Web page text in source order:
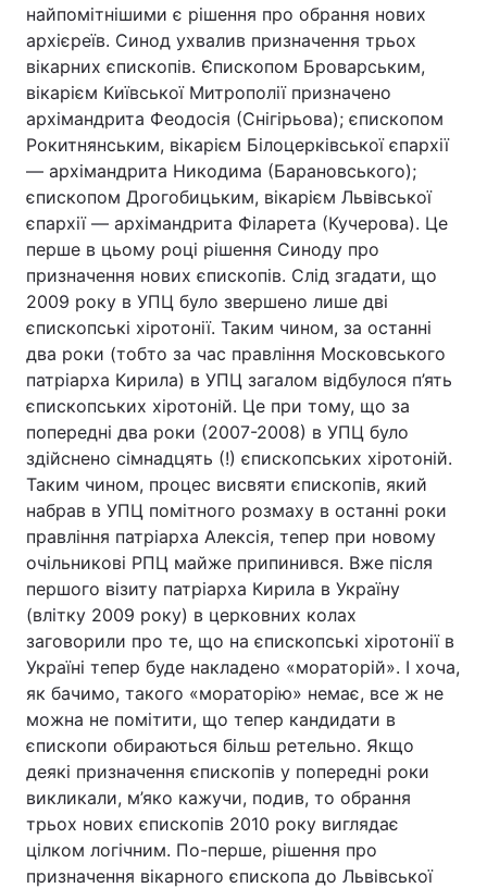
найпомітнішими є рішення про обрання нових
архієреїв. Синод ухвалив призначення трьох
вікарних єпископів. Єпископом Броварським,
вікарієм Київської Митрополії призначено
архімандрита Феодосія (Снігірьова); єпископом
Рокитнянським, вікарієм Білоцерківської єпархії
— архімандрита Никодима (Барановського);
єпископом Дрогобицьким, вікарієм Львівської
єпархії — архімандрита Філарета (Кучерова). Це
перше в цьому році рішення Синоду про
призначення нових єпископів. Слід згадати, що
2009 року в УПЦ було звершено лише дві
єпископські хіротонії. Таким чином, за останні
два роки (тобто за час правління Московського
патріарха Кирила) в УПЦ загалом відбулося п’ять
єпископських хіротоній. Це при тому, що за
попередні два роки (2007-2008) в УПЦ було
здійснено сімнадцять (!) єпископських хіротоній.
Таким чином, процес висвяти єпископів, який
набрав в УПЦ помітного розмаху в останні роки
правління патріарха Алексія, тепер при новому
очільникові РПЦ майже припинився. Вже після
першого візиту патріарха Кирила в Україну
(влітку 2009 року) в церковних колах
заговорили про те, що на єпископські хіротонії в
Україні тепер буде накладено «мораторій». І хоча,
як бачимо, такого «мораторію» немає, все ж не
можна не помітити, що тепер кандидати в
єпископи обираються більш ретельно. Якщо
деякі призначення єпископів у попередні роки
викликали, м’яко кажучи, подив, то обрання
трьох нових єпископів 2010 року виглядає
цілком логічним. По-перше, рішення про
призначення вікарного єпископа до Львівської